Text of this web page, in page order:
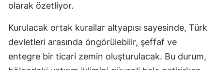
olarak özetliyor.
Kurulacak ortak kurallar altyapısı sayesinde, Türk
devletleri arasında öngörülebilir, şeffaf ve
entegre bir ticari zemin oluşturulacak. Bu durum,